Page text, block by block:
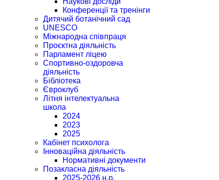
Конференції та тренінги
Дитячий ботанічний сад
UNESCO
Міжнародна співпраця
Проєктна діяльність
Парламент ліцею
Спортивно-оздоровча
діяльність
Бібліотека
Євроклуб
Літня інтелектуальна
школа
2024
2023
2025
Кабінет психолога
Інноваційна діяльність
Нормативні документи
Позакласна діяльність
2025-2026 н.р.